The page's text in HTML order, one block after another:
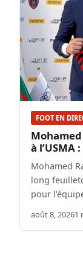
FOOT EN
à
Mohamed
long
pour
août 8, 20261